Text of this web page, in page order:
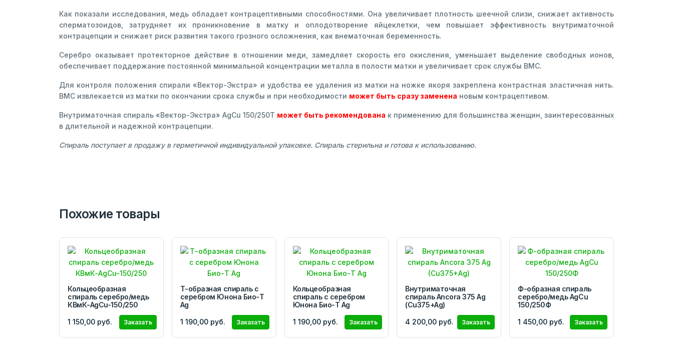
Как показали исследования, медь обладает контрацептивными способностями. Она увеличивает плотность шеечной слизи, снижает активность
сперматозоидов, затрудняет их проникновение в матку и оплодотворение яйцеклетки, чем повышает эффективность внутриматочной
контрацепции и снижает риск развития такого грозного осложнения, как внематочная беременность.
Серебро оказывает протекторное действие в отношении меди, замедляет скорость его окисления, уменьшает выделение свободных ионов,
обеспечивает поддержание постоянной минимальной концентрации металла в полости матки и увеличивает срок службы ВМС.
Для контроля положения спирали «Вектор-Экстра» и удобства ее удаления из матки на ножке якоря закреплена контрастная эластичная нить.
ВМС извлекается из матки по окончании срока службы и при необходимости может быть сразу заменена новым контрацептивом.
Внутриматочная спираль «Вектор-Экстра» AgCu 150/250Т может быть рекомендована к применению для большинства женщин, заинтересованных
в длительной и надежной контрацепции.
Спираль поступает в продажу в герметичной индивидуальной упаковке. Спираль стерильна и готова к использованию.
Похожие товары
Кольцеобразная
спираль серебро/медь
КВмК-AgCu-150/250
1 150,00 руб. Заказать
Т-образная спираль с
серебром Юнона Био-Т
Ag
1 190,00 руб. Заказать
Кольцеобразная
спираль с серебром
Юнона Био-Т Ag
1 190,00 руб. Заказать
Внутриматочная
спираль Ancora 375 Ag
(Cu375+Ag)
4 200,00 руб. Заказать
Ф-образная спираль
серебро/медь AgCu
150/250Ф
1 450,00 руб. Заказать